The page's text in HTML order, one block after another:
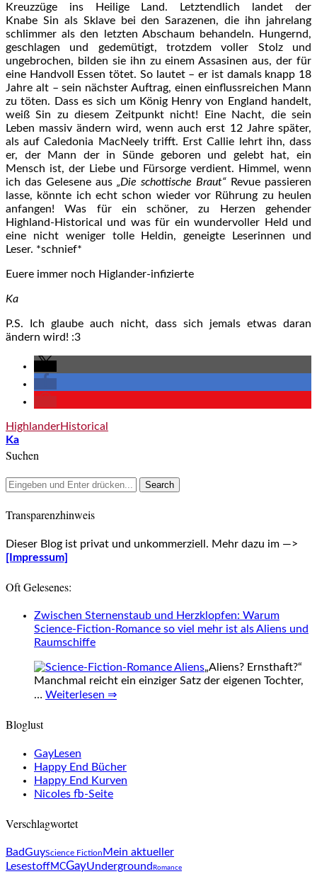
Kreuzzüge ins Heilige Land. Letztendlich landet der
Knabe Sin als Sklave bei den Sarazenen, die ihn jahrelang
schlimmer als den letzten Abschaum behandeln. Hungernd,
geschlagen und gedemütigt, trotzdem voller Stolz und
ungebrochen, bilden sie ihn zu einem Assasinen aus, der für
eine Handvoll Essen tötet. So lautet – er ist damals knapp 18
Jahre alt – sein nächster Auftrag, einen einflussreichen Mann
zu töten. Dass es sich um König Henry von England handelt,
weiß Sin zu diesem Zeitpunkt nicht! Eine Nacht, die sein
Leben massiv ändern wird, wenn auch erst 12 Jahre später,
als auf Caledonia MacNeely trifft. Erst Callie lehrt ihn, dass
er, der Mann der in Sünde geboren und gelebt hat, ein
Mensch ist, der Liebe und Fürsorge verdient. Himmel, wenn
ich das Gelesene aus „Die schottische Braut“ Revue passieren
lasse, könnte ich echt schon wieder vor Rührung zu heulen
anfangen! Was für ein schöner, zu Herzen gehender
Highland-Historical und was für ein wundervoller Held und
eine nicht weniger tolle Heldin, geneigte Leserinnen und
Leser. *schnief*
Euere immer noch Higlander-infizierte
Ka
P.S. Ich glaube auch nicht, dass sich jemals etwas daran
ändern wird! :3
HighlanderHistorical
Ka
Suchen
Transparenzhinweis
Dieser Blog ist privat und unkommerziell. Mehr dazu im —>
[Impressum]
Oft Gelesenes:
Zwischen Sternenstaub und Herzklopfen: Warum
Science-Fiction-Romance so viel mehr ist als Aliens und
Raumschiffe
„Aliens? Ernsthaft?“
Manchmal reicht ein einziger Satz der eigenen Tochter,
… Weiterlesen ⇒
Bloglust
GayLesen
Happy End Bücher
Happy End Kurven
Nicoles fb-Seite
Verschlagwortet
BadGuyScience Fiction Mein aktueller
LesestoffMCGayUnderground Romance